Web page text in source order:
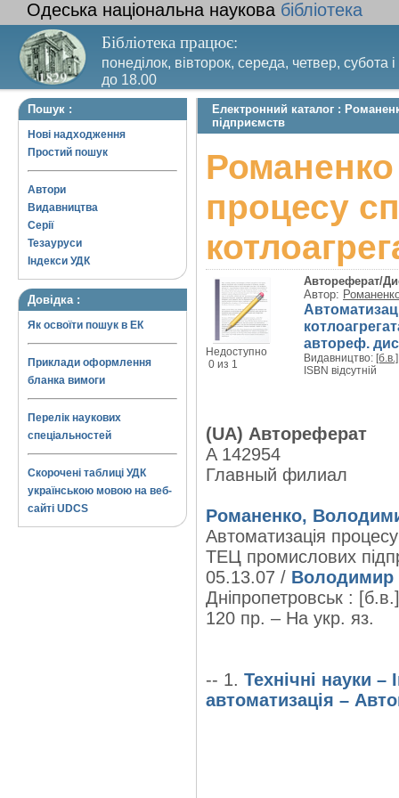
Одеська національна наукова бібліотека
Бібліотека працює:
понеділок, вівторок, середа, четвер, субота
до 18.00
Вихідний день – п’ятниця. Останній четвер
Пошук :
Нові надходження
Простий пошук
Автори
Видавництва
Серії
Тезауруси
Індекси УДК
Довідка :
Як освоїти пошук в ЕК
Приклади оформлення
бланка вимоги
Перелік наукових
спеціальностей
Скорочені таблиці УДК
українською мовою на веб-
сайті UDCS
Електронний каталог :
підприємств
процесу
Недоступно
0 из 1
Автореферат/
Автор:
автореф.
Видавництво: [б.в.]
ISBN відсутній
(UA) Автореферат
A 142954
Главный филиал
Романенко,
Автоматизація
ТЕЦ промислових
05.13.07 / Володимир
Дніпропетровськ :
120 пр. – На укр. яз.
-- 1. Технічні науки
автоматизація –